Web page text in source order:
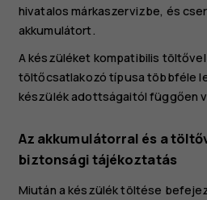
hivatalos márkaszervizbe, és
akkumulátort.
A készüléket kompatibilis
töltőcsatlakozó típusa többféle
készülék adottságaitól függően
Az akkumulátorral és a
biztonsági tájékoztatás
Miután a készülék töltése